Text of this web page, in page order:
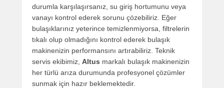
durumla karşılaşırsanız, su giriş hortumunu veya
vanayı kontrol ederek sorunu çözebiliriz. Eğer
bulaşıklarınız yeterince temizlenmiyorsa, filtrelerin
tıkalı olup olmadığını kontrol ederek bulaşık
makinenizin performansını artırabiliriz. Teknik
servis ekibimiz, Altus markalı bulaşık makinenizin
her türlü arıza durumunda profesyonel çözümler
sunmak için hazır beklemektedir.